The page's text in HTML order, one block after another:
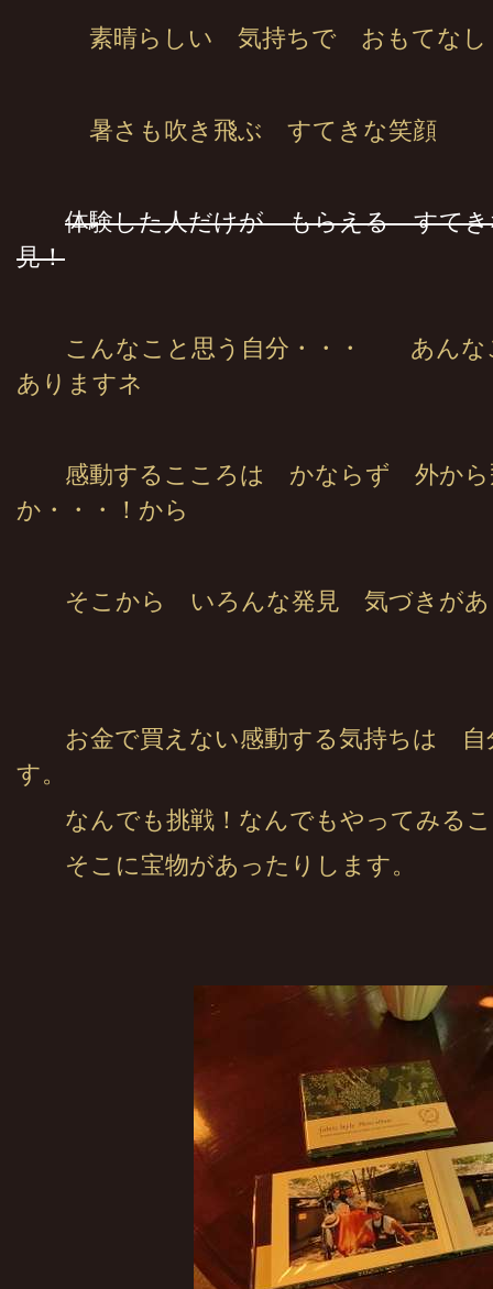
素晴らしい 気持ちで おもてなし
暑さも吹き飛ぶ すてきな笑顔
体験した人だけが もらえる すて
見！
こんなこと思う自分・・・ あんな
ありますネ
感動するこころは かならず 外から
か・・・！から
そこから いろんな発見 気づきがあ
お金で買えない感動する気持ちは 自
す。
なんでも挑戦！なんでもやってみる
そこに宝物があったりします。